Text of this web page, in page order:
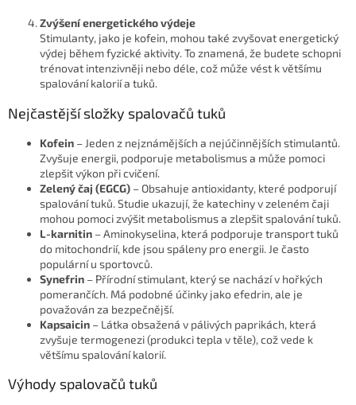
Zvýšení energetického výdeje
Stimulanty, jako je kofein, mohou také zvyšovat energetický
výdej během fyzické aktivity. To znamená, že budete schopni
trénovat intenzivněji nebo déle, což může vést k většímu
spalování kalorií a tuků.
Nejčastější složky spalovačů tuků
Kofein – Jeden z nejznámějších a nejúčinnějších stimulantů.
Zvyšuje energii, podporuje metabolismus a může pomoci
zlepšit výkon při cvičení.
Zelený čaj (EGCG) – Obsahuje antioxidanty, které podporují
spalování tuků. Studie ukazují, že katechiny v zeleném čaji
mohou pomoci zvýšit metabolismus a zlepšit spalování tuků.
L-karnitin – Aminokyselina, která podporuje transport tuků
do mitochondrií, kde jsou spáleny pro energii. Je často
populární u sportovců.
Synefrin – Přírodní stimulant, který se nachází v hořkých
pomerančích. Má podobné účinky jako efedrin, ale je
považován za bezpečnější.
Kapsaicin – Látka obsažená v pálivých paprikách, která
zvyšuje termogenezi (produkci tepla v těle), což vede k
většímu spalování kalorií.
Výhody spalovačů tuků